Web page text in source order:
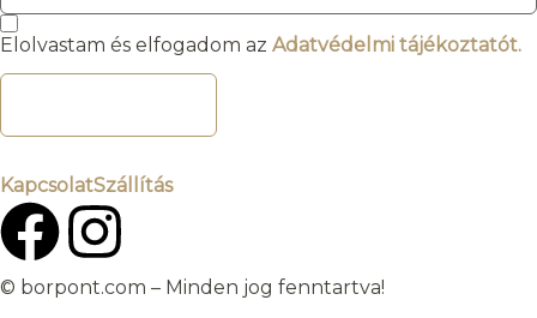
Elolvastam és elfogadom az Adatvédelmi tájékoztatót.
KapcsolatSzállítás
© borpont.com – Minden jog fenntartva!